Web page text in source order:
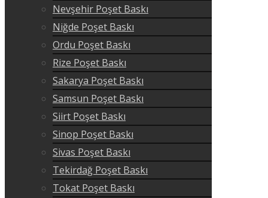
Nevşehir Poşet Baskı
Niğde Poşet Baskı
Ordu Poşet Baskı
Rize Poşet Baskı
Sakarya Poşet Baskı
Samsun Poşet Baskı
Siirt Poşet Baskı
Sinop Poşet Baskı
Sivas Poşet Baskı
Tekirdağ Poşet Baskı
Tokat Poşet Baskı